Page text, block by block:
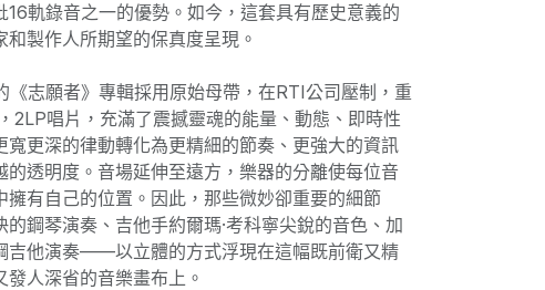
16軌錄音之一的優勢。如今，這套具有歷史意義的
和製作人所期望的保真度呈現。
志願者》專輯採用原始母帶，在RTI公司壓制，重
2LP唱片，充滿了震撼靈魂的能量、動態、即時性
寬更深的律動轉化為更精細的節奏、更強大的資訊
的透明度。音場延伸至遠方，樂器的分離使每位音
擁有自己的位置。因此，那些微妙卻重要的細節
鋼琴演奏、吉他手約爾瑪·考科寧尖銳的音色、加
吉他演奏——以立體的方式浮現在這幅既前衛又精
發人深省的音樂畫布上。